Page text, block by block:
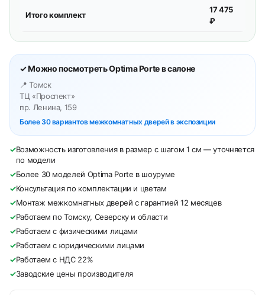
Итого комплект
17 475
₽
✓ Можно посмотреть Optima Porte в салоне
📍 Томск
ТЦ «Проспект»
пр. Ленина, 159
Более 30 вариантов межкомнатных дверей в экспозиции
✓Возможность изготовления в размер с шагом 1 см — уточняется
по модели
✓Более 30 моделей Optima Porte в шоуруме
✓Консультация по комплектации и цветам
✓Монтаж межкомнатных дверей с гарантией 12 месяцев
✓Работаем по Томску, Северску и области
✓Работаем с физическими лицами
✓Работаем с юридическими лицами
✓Работаем с НДС 22%
✓Заводские цены производителя